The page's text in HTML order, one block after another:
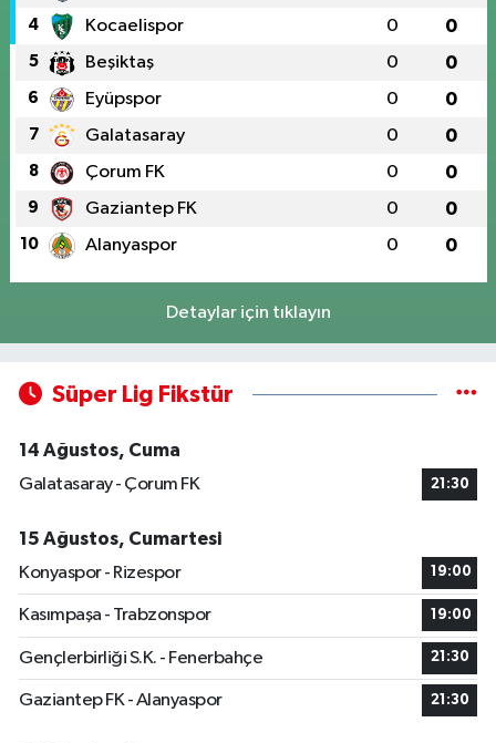
4 Kocaelispor 0 0
5 Beşiktaş 0 0
6 Eyüpspor 0 0
7 Galatasaray 0 0
8 Çorum FK 0 0
9 Gaziantep FK 0 0
10 Alanyaspor 0 0
Detaylar için tıklayın
Süper Lig Fikstür
14 Ağustos, Cuma
Galatasaray - Çorum FK
21:30
15 Ağustos, Cumartesi
Konyaspor - Rizespor
19:00
Kasımpaşa - Trabzonspor 19:00
Gençlerbirliği S.K. - Fenerbahçe 21:30
Gaziantep FK - Alanyaspor 21:30